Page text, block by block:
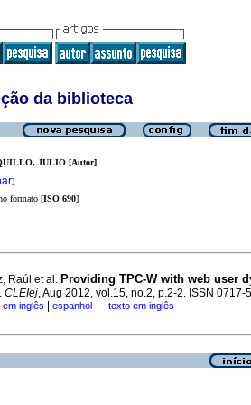
da biblioteca
JULIO [Autor]
]
formato [ISO 690]
Raúl et al. Providing TPC-W with web user
. CLEIej, Aug 2012, vol.15, no.2, p.2-2. ISSN 0717-
inglês espanhol · texto em inglês